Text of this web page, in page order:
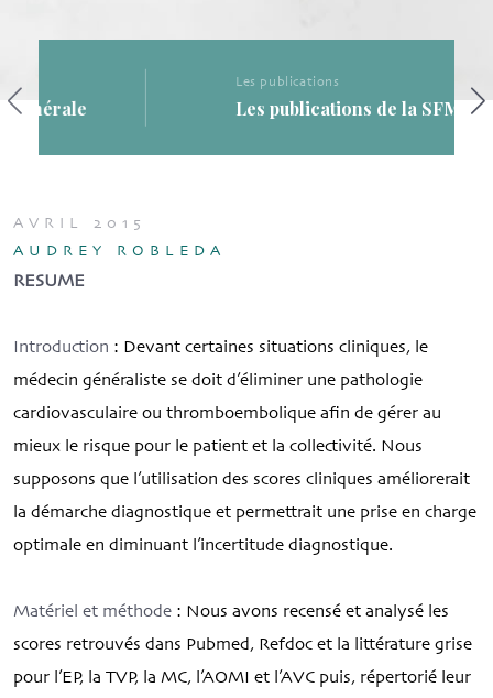
Les publications de la SFMG
AVRIL 2015
AUDREY ROBLEDA
RESUME
Introduction : Devant certaines situations cliniques, le
médecin généraliste se doit d’éliminer une pathologie
cardiovasculaire ou thromboembolique afin de gérer au
mieux le risque pour le patient et la collectivité. Nous
supposons que l’utilisation des scores cliniques améliorerait
la démarche diagnostique et permettrait une prise en charge
optimale en diminuant l’incertitude diagnostique.
Matériel et méthode : Nous avons recensé et analysé les
scores retrouvés dans Pubmed, Refdoc et la littérature grise
pour l’EP, la TVP, la MC, l’AOMI et l’AVC puis, répertorié leur